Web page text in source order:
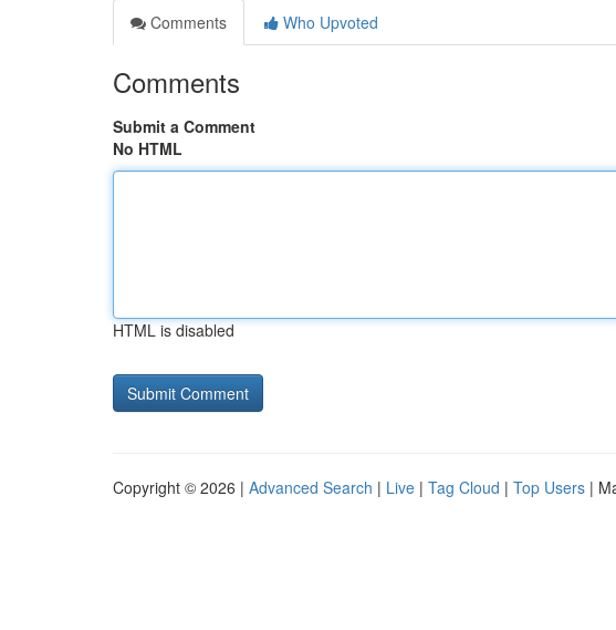
Comments
Who Upvoted
Comments
Submit a Comment
No HTML
HTML is disabled
Copyright © 2026 | Advanced Search | Live | Tag Cloud | Top Users |